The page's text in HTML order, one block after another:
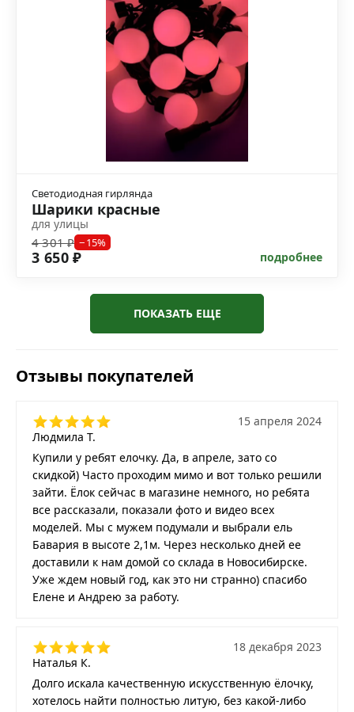
Светодиодная гирлянда
Шарики красные
для улицы
4 301 ₽ −15%
3 650 ₽ подробнее
ПОКАЗАТЬ ЕЩЕ
Отзывы покупателей
Людмила Т.
15 апреля 2024
Купили у ребят елочку. Да, в апреле, зато со
скидкой) Часто проходим мимо и вот только решили
зайти. Ёлок сейчас в магазине немного, но ребята
все рассказали, показали фото и видео всех
моделей. Мы с мужем подумали и выбрали ель
Бавария в высоте 2,1м. Через несколько дней ее
доставили к нам домой со склада в Новосибирске.
Уже ждем новый год, как это ни странно) спасибо
Елене и Андрею за работу.
Наталья К.
18 декабря 2023
Долго искала качественную искусственную ёлочку,
хотелось найти полностью литую, без какой-либо